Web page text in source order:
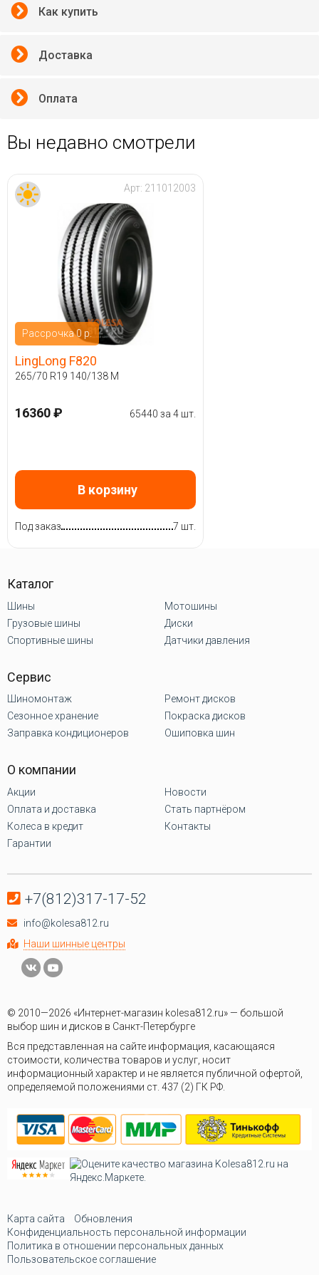
Как купить
Доставка
Оплата
Вы недавно смотрели
Рассрочка 0 р.
Арт: 211012003
LingLong F820
265/70 R19 140/138 M
16360 ₽ 65440 за 4 шт.
В корзину
Под заказ 7 шт.
Каталог
Шины
Грузовые шины
Спортивные шины
Мотошины
Диски
Датчики давления
Сервис
Шиномонтаж
Сезонное хранение
Заправка кондиционеров
Ремонт дисков
Покраска дисков
Ошиповка шин
О компании
Акции
Оплата и доставка
Колеса в кредит
Гарантии
Новости
Стать партнёром
Контакты
+7(812)317-17-52
info@kolesa812.ru
Наши шинные центры
© 2010—2026 «Интернет-магазин kolesa812.ru» — большой
выбор шин и дисков в Санкт-Петербурге
Вся представленная на сайте информация, касающаяся
стоимости, количества товаров и услуг, носит
информационный характер и не является публичной офертой,
определяемой положениями ст. 437 (2) ГК РФ.
Карта сайта
Обновления
Конфиденциальность персональной информации
Политика в отношении персональных данных
Пользовательское соглашение